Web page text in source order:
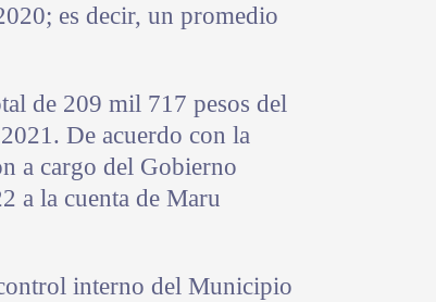
es decir, un promedio
de 209 mil 717 pesos del
De acuerdo con la
a cargo del Gobierno
a la cuenta de Maru
interno del Municipio